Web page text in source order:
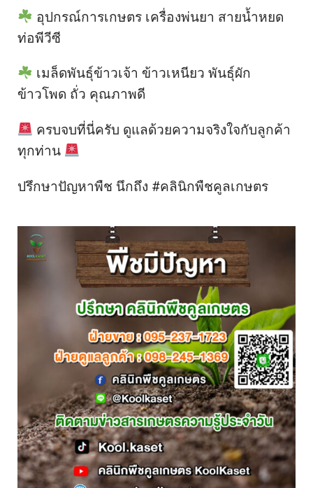
อุปกรณ์การเกษตร เครื่องพ่นยา สายน้ำหยด
ท่อพีวีซี
เมล็ดพันธุ์ข้าวเจ้า ข้าวเหนียว พันธุ์ผัก
ข้าวโพด ถั่ว คุณภาพดี
ครบจบที่นี่ครับ ดูแลด้วยความจริงใจกับลูกค้า
ทุกท่าน
ปรึกษาปัญหาพืช นึกถึง #คลินิกพืชคูลเกษตร